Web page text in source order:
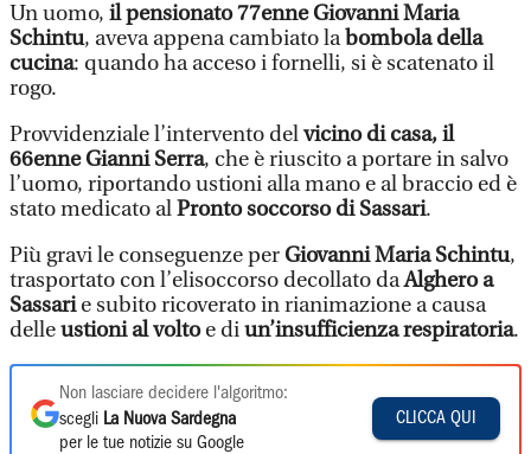
Un uomo, il pensionato 77enne Giovanni Maria
Schintu, aveva appena cambiato la bombola della
cucina: quando ha acceso i fornelli, si è scatenato il
rogo.
Provvidenziale l’intervento delvicino di casa, il
66enne Gianni Serra, che è riuscito a portare in salvo
l’uomo, riportando ustioni alla mano e al braccio ed è
stato medicato alPronto soccorso di Sassari.
Più gravi le conseguenze perGiovanni Maria Schintu,
trasportato con l’elisoccorso decollato daAlghero a
Sassarie subito ricoverato in rianimazione a causa
delleustioni al voltoe diun’insufficienza respiratoria.
Non lasciare decidere l'algoritmo:
scegli La Nuova Sardegna
per le tue notizie su Google
CLICCA QUI